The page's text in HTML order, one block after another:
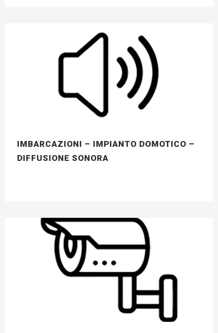
IMBARCAZIONI – IMPIANTO DOMOTICO –
DIFFUSIONE SONORA